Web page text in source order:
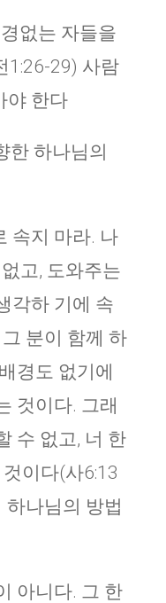
없는 자들을
1:26-29) 사람
야 한다
한 하나님의
속지 마라. 나
고, 도와주는
각하 기에 속
분이 함께 하
경도 없기에
것이다. 그래
수 없고, 너 한
이다(사6:13
하나님의 방법
아니다. 그 한